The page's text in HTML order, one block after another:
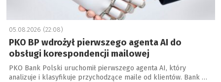
05.08.2026 (22:08)
PKO BP wdrożył pierwszego agenta AI do
obsługi korespondencji mailowej
PKO Bank Polski uruchomił pierwszego agenta AI, który
analizuje i klasyfikuje przychodzące maile od klientów. Bank …